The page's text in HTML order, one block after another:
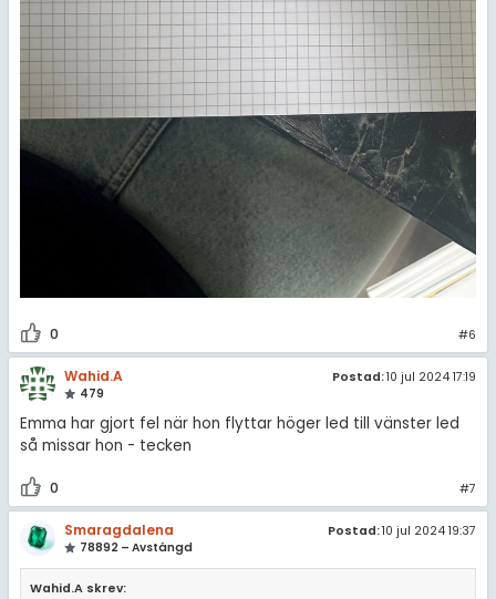
0 #6
Wahid.A
479
Postad:10 jul 2024 17:19
Emma har gjort fel när hon flyttar höger led till vänster led
så missar hon - tecken
0 #7
Smaragdalena
78892 – Avstängd
Postad:10 jul 2024 19:37
Wahid.A skrev: